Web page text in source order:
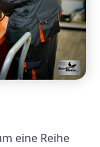
eine Reihe